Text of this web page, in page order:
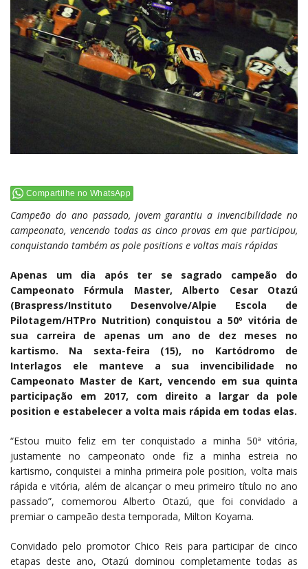
Compartilhe no WhatsApp
Campeão do ano passado, jovem garantiu a invencibilidade no
campeonato, vencendo todas as cinco provas em que participou,
conquistando também as pole positions e voltas mais rápidas
Apenas um dia após ter se sagrado campeão do
Campeonato Fórmula Master, Alberto Cesar Otazú
(Braspress/Instituto Desenvolve/Alpie Escola de
Pilotagem/HTPro Nutrition) conquistou a 50º vitória de
sua carreira de apenas um ano de dez meses no
kartismo. Na sexta-feira (15), no Kartódromo de
Interlagos ele manteve a sua invencibilidade no
Campeonato Master de Kart, vencendo em sua quinta
participação em 2017, com direito a largar da pole
position e estabelecer a volta mais rápida em todas elas.
“Estou muito feliz em ter conquistado a minha 50ª vitória,
justamente no campeonato onde fiz a minha estreia no
kartismo, conquistei a minha primeira pole position, volta mais
rápida e vitória, além de alcançar o meu primeiro título no ano
passado”, comemorou Alberto Otazú, que foi convidado a
premiar o campeão desta temporada, Milton Koyama.
Convidado pelo promotor Chico Reis para participar de cinco
etapas deste ano, Otazú dominou completamente todas as